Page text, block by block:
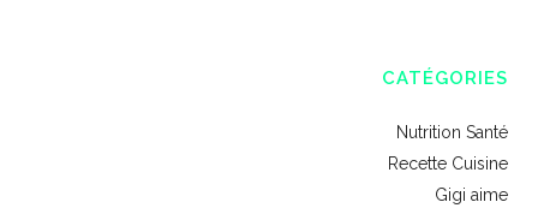
CATÉGORIES
Nutrition Santé
Recette Cuisine
Gigi aime